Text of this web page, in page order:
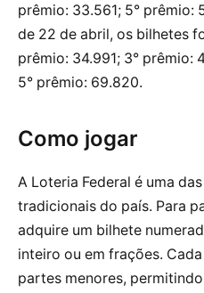
prêmio: 33.561; 5° prêmio:
de 22 de abril, os bilhetes
prêmio: 34.991; 3° prêmio:
5° prêmio: 69.820.
Como jogar
A Loteria Federal é uma
tradicionais do país. Para
adquire um bilhete
inteiro ou em frações.
partes menores,